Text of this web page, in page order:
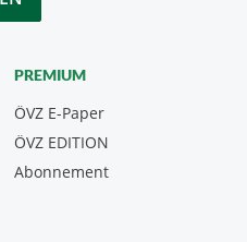
PREMIUM
ÖVZ E-Paper
Abonnement
ÖVZ EDITION